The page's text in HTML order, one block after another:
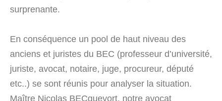
surprenante.
En conséquence un pool de haut niveau des
anciens et juristes du BEC (professeur d’université,
juriste, avocat, notaire, juge, procureur, député
etc..) se sont réunis pour analyser la situation.
Maître Nicolas BECquevort, notre avocat